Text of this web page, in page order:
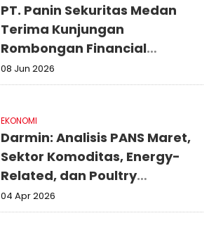
PT. Panin Sekuritas Medan
Terima Kunjungan
Rombongan Financial
Planner Malaysia
08 Jun 2026
EKONOMI
Darmin: Analisis PANS Maret,
Sektor Komoditas, Energy-
Related, dan Poultry
Berpeluang Cuan
04 Apr 2026